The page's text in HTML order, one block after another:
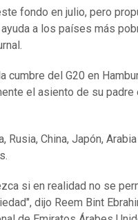
fondo en julio, pero
a los países más
cumbre del G20 en
el asiento de su padre
China, Japón,
si en realidad no se
dijo Reem Bint